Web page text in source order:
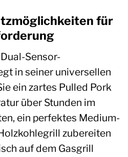
für
Sensor-
in seiner universellen
ein zartes Pulled Pork
über Stunden im
ein perfektes Medium-
zubereiten
auf dem Gasgrill